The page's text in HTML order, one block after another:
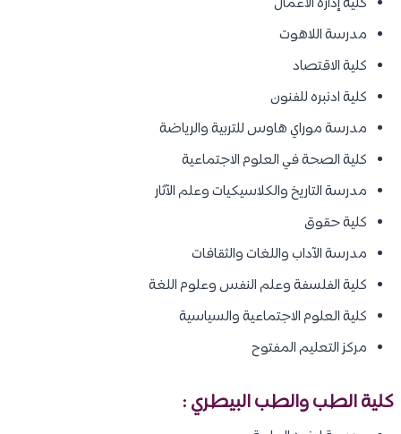
كلية إدارة الأعمال
مدرسة اللاهوت
كلية الاقتصاد
كلية ادنبره للفنون
مدرسة موراي هاوس للتربية والرياضة
كلية الصحة في العلوم الاجتماعية
مدرسة التاريخ والكلاسيكيات وعلم الآثار
كلية حقوق
مدرسة الآداب واللغات والثقافات
كلية الفلسفة وعلم النفس وعلوم اللغة
كلية العلوم الاجتماعية والسياسية
مركز التعليم المفتوح
كلية الطب والطب البيطري :